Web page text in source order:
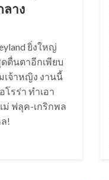
ลาง
ยิ่งใหญ่
ตื่นตาอีกเพียบ
จ้าหญิง งานนี้
รร่า ทำเอา
ฟลุค-เกริกพล
!